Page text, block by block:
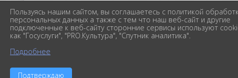
Пользуясь нашим сайтом, вы соглашаетесь с политикой
персональных данных а также с тем что наш веб-сайт и другие
подключенные к веб-сайту сторонние сервисы используют
как "Госуслуги", "PRO.Культура", "Спутник аналитика".
Подробнее
Подтверждаю